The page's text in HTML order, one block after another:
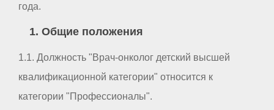
года.
1. Общие положения
1.1. Должность "Врач-онколог детский высшей
квалификационной категории" относится к
категории "Профессионалы".